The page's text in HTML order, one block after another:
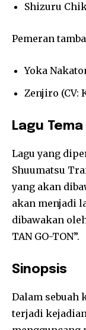
Shizuru
Pemeran
Yoka
Zenjiro (CV:
Lagu Tema
Lagu yang
Shuumatsu
yang akan
akan menjadi
dibawakan
TAN GO-TON”.
Sinopsis
Dalam sebuah
terjadi